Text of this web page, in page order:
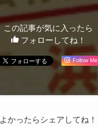
この記事が気に入ったら
フォローしてね！
Follow Me
よかったらシェアしてね！